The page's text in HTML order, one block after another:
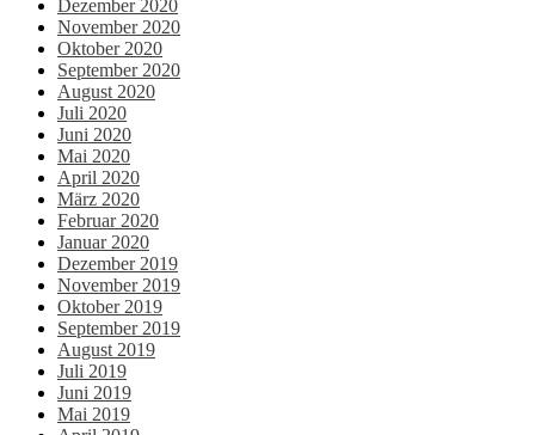
Dezember 2020
November 2020
Oktober 2020
September 2020
August 2020
Juli 2020
Juni 2020
Mai 2020
April 2020
März 2020
Februar 2020
Januar 2020
Dezember 2019
November 2019
Oktober 2019
September 2019
August 2019
Juli 2019
Juni 2019
Mai 2019